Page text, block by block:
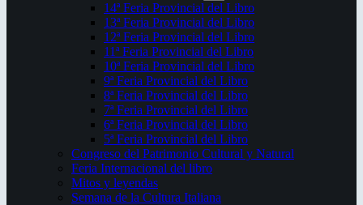
14ª Feria Provincial del Libro
13ª Feria Provincial del Libro
12ª Feria Provincial del Libro
11ª Feria Provincial del Libro
10ª Feria Provincial del Libro
9ª Feria Provincial del Libro
8ª Feria Provincial del Libro
7ª Feria Provincial del Libro
6ª Feria Provincial del Libro
5ª Feria Provincial del Libro
Congreso del Patrimonio Cultural y Natural
Feria Internacional del libro
Mitos y leyendas
Semana de la Cultura Italiana